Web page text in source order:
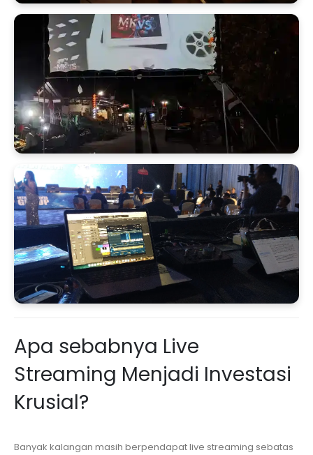
Apa sebabnya Live
Streaming Menjadi Investasi
Krusial?
Banyak kalangan masih berpendapat live streaming sebatas